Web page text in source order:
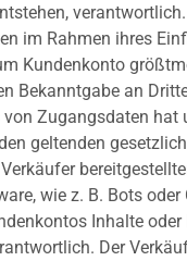
verantwortlich.
im Rahmen ihres
Kundenkonto
Bekanntgabe an
Zugangsdaten
geltenden
wie z. B. Bots oder
Inhalte
Der